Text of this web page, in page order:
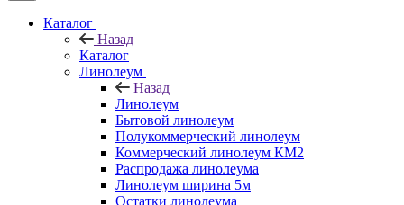
Каталог
Назад
Каталог
Линолеум
Назад
Линолеум
Бытовой линолеум
Полукоммерческий линолеум
Коммерческий линолеум КМ2
Распродажа линолеума
Линолеум ширина 5м
Остатки линолеума